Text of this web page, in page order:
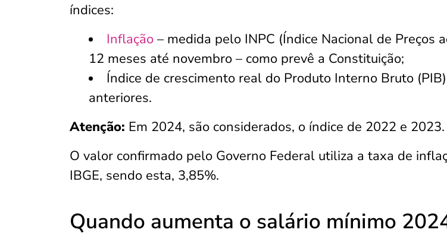
índices:
Inflação – medida pelo INPC (Índice Nacional de Preços
12 meses até novembro – como prevê a Constituição;
Índice de crescimento real do Produto Interno Bruto
anteriores.
Atenção: Em 2024, são considerados, o índice de 2022 e 2023.
O valor confirmado pelo Governo Federal utiliza a taxa de
IBGE, sendo esta, 3,85%.
Quando aumenta o salário mínimo